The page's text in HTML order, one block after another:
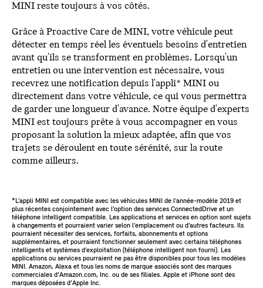
MINI reste toujours à vos côtés.
Grâce à Proactive Care de MINI, votre véhicule peut
détecter en temps réel les éventuels besoins d'entretien
avant qu'ils se transforment en problèmes. Lorsqu'un
entretien ou une intervention est nécessaire, vous
recevrez une notification depuis l'appli* MINI ou
directement dans votre véhicule, ce qui vous permettra
de garder une longueur d'avance. Notre équipe d'experts
MINI est toujours prête à vous accompagner en vous
proposant la solution la mieux adaptée, afin que vos
trajets se déroulent en toute sérénité, sur la route
comme ailleurs.
*L’appli MINI est compatible avec les véhicules MINI de l’année-modèle 2019 et
plus récentes conjointement avec l’option des services ConnectedDrive et un
téléphone intelligent compatible. Les applications et services en option sont sujets
à changements et pourraient varier selon l’emplacement ou d’autres facteurs. Ils
pourraient nécessiter des services, forfaits, abonnements et options
supplémentaires, et pourraient fonctionner seulement avec certains téléphones
intelligents et systèmes d’exploitation (téléphone intelligent non fourni). Les
applications ou services pourraient ne pas être disponibles pour tous les modèles
MINI. Amazon, Alexa et tous les noms de marque associés sont des marques
commerciales d'Amazon.com, Inc. ou de ses filiales. Apple et iPhone sont des
marques déposées d'Apple Inc.